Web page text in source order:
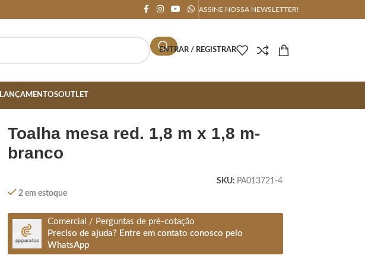
ASSINE NOSSA NEWSLETTER!
ENTRAR / REGISTRAR
LANÇAMENTOSOUTLET
toalha mesa red. 1,8 m x 1,8 m-
branco
SKU: PA013721-4
2 em estoque
Comercial / Perguntas de pré-cotação
Preciso de ajuda? Entre em contato conosco pelo
WhatsApp